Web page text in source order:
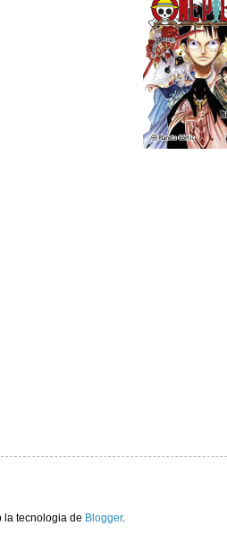
la tecnologia de Blogger.